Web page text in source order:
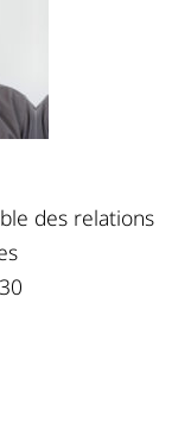
des relations